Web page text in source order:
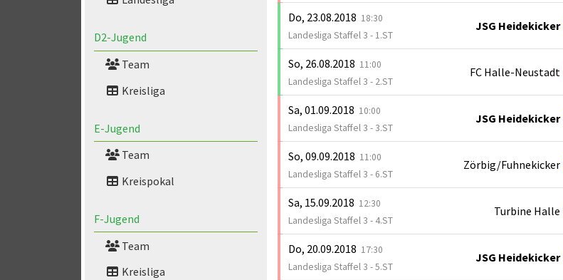
D2-Jugend
Team
Kreisliga
E-Jugend
Team
Kreispokal
F-Jugend
Team
Kreisliga
Do, 23.08.2018 18:30
Landesliga Staffel 3 - 1.ST
JSG Heidekicker
So, 26.08.2018 11:00
Landesliga Staffel 3 - 2.ST
FC Halle-Neustadt
Sa, 01.09.2018 10:00
Landesliga Staffel 3 - 3.ST
JSG Heidekicker
So, 09.09.2018 11:00
Landesliga Staffel 3 - 6.ST
Zörbig/Fuhnekicker
Sa, 15.09.2018 12:30
Landesliga Staffel 3 - 4.ST
Turbine Halle
Do, 20.09.2018 17:30
Landesliga Staffel 3 - 5.ST
JSG Heidekicker